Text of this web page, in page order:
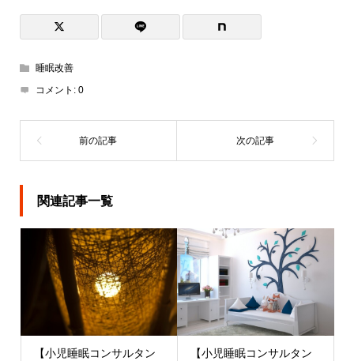
睡眠改善
コメント: 0
関連記事一覧
【小児睡眠コンサルタン
【小児睡眠コンサルタン